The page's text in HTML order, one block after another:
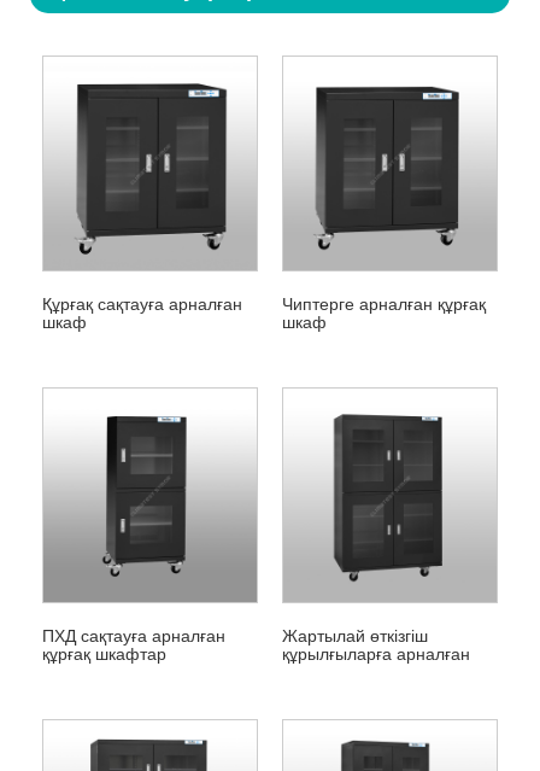
Құрғақ сақтауға арналған
шкаф
Чиптерге арналған құрғақ
шкаф
ПХД сақтауға арналған
құрғақ шкафтар
Жартылай өткізгіш
құрылғыларға арналған